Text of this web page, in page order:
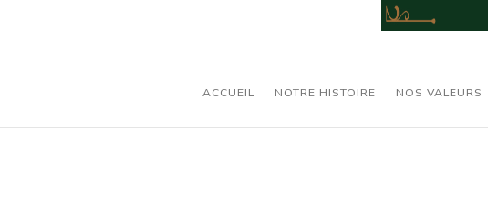
ACCUEIL NOTRE HISTOIRE NOS VALEURS